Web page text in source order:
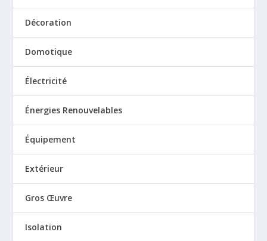
Décoration
Domotique
Électricité
Énergies Renouvelables
Équipement
Extérieur
Gros Œuvre
Isolation